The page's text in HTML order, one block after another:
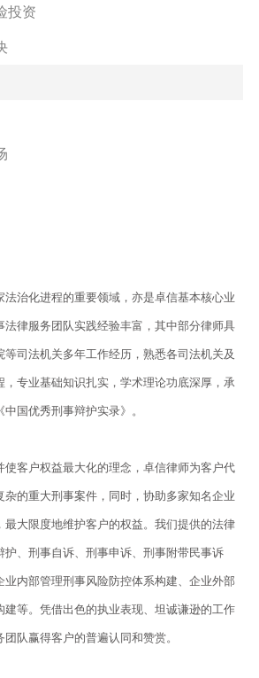
投资
治化进程的重要领域，亦是卓信基本核心业
律服务团队实践经验丰富，其中部分律师具
司法机关多年工作经历，熟悉各司法机关及
专业基础知识扎实，学术理论功底深厚，承
国优秀刑事辩护实录》。
客户权益最大化的理念，卓信律师为客户代
的重大刑事案件，同时，协助多家知名企业
大限度地维护客户的权益。我们提供的法律
护、刑事自诉、刑事申诉、刑事附带民事诉
内部管理刑事风险防控体系构建、企业外部
等。凭借出色的执业表现、坦诚谦逊的工作
队赢得客户的普遍认同和赞赏。